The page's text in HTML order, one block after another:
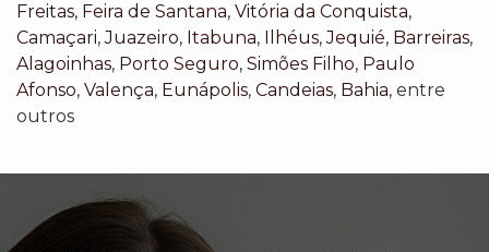
Freitas, Feira de Santana, Vitória da Conquista,
Camaçari,Juazeiro, Itabuna, Ilhéus,Jequié, Barreiras,
Alagoinhas, Porto Seguro, Simões Filho, Paulo
Afonso, Valença, Eunápolis, Candeias, Bahia, entre
outros